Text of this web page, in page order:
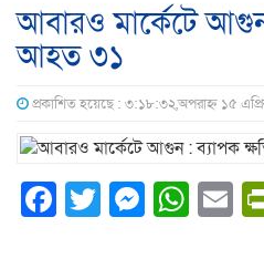
আবারও মার্কেটে
আহত ৩১
প্রকাশিত হয়েছে : ৩:১৮:৩২,অপরাহ্ন ১৫
Facebook
Twitter